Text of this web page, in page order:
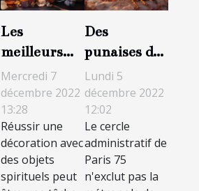
Les
meilleurs
objets
spirituels de
décoration
Mercredi 7
décembre 2022
13:28
Réussir une
décoration avec
des objets
spirituels peut
Des
punaises de
lit à Paris 8 :
ce qu'il faut
savoir pour
s'en
débarrasser
Lundi 5
décembre 2022
12:02
Le cercle
administratif de
Paris 75
n'exclut pas la